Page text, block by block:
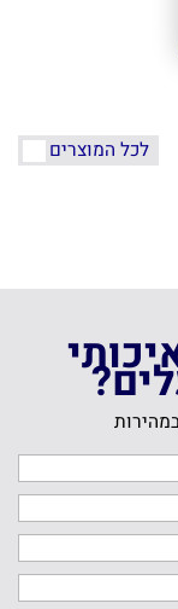
לכל המוצרים